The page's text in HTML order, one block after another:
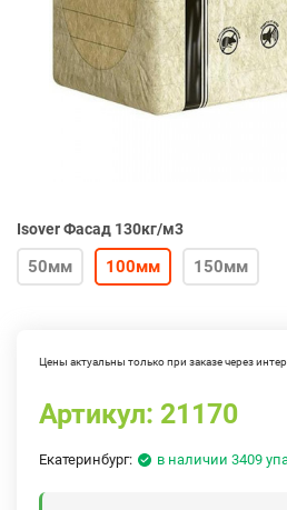
Isover Фасад 130кг/м3
50мм 100мм 150мм
Цены актуальны только при заказе через
Артикул: 21170
Екатеринбург: в наличии 3409